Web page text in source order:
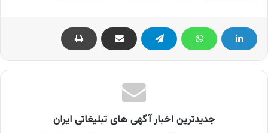
جدیدترین اخبار آگهی های تبلیغاتی ایران